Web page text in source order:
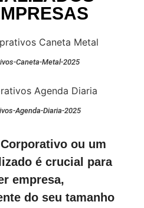
Caneta-Metal-2025
Agenda-Diaria-2025
ou um
é crucial para
empresa,
do seu tamanho